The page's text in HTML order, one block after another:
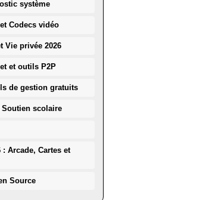
système
Codecs vidéo
Vie privée 2026
et outils P2P
de gestion gratuits
scolaire
: Arcade, Cartes et
Source